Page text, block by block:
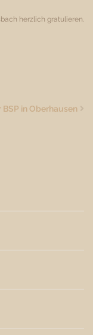
herzlich gratulieren.
in Oberhausen